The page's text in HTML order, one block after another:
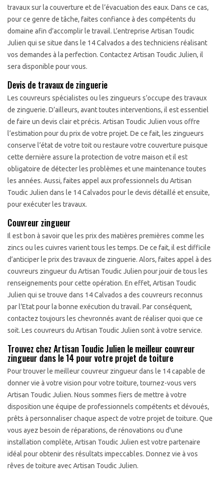
travaux sur la couverture et de l’évacuation des eaux. Dans ce cas,
pour ce genre de tâche, faites confiance à des compétents du
domaine afin d’accomplir le travail. L’entreprise Artisan Toudic
Julien qui se situe dans le 14 Calvados a des techniciens réalisant
vos demandes à la perfection. Contactez Artisan Toudic Julien, il
sera disponible pour vous.
Devis de travaux de zinguerie
Les couvreurs spécialistes ou les zingueurs s’occupe des travaux
de zinguerie. D’ailleurs, avant toutes interventions, il est essentiel
de faire un devis clair et précis. Artisan Toudic Julien vous offre
l’estimation pour du prix de votre projet. De ce fait, les zingueurs
conserve l’état de votre toit ou restaure votre couverture puisque
cette dernière assure la protection de votre maison et il est
obligatoire de détecter les problèmes et une maintenance toutes
les années. Aussi, faites appel aux professionnels du Artisan
Toudic Julien dans le 14 Calvados pour le devis détaillé et ensuite,
pour exécuter les travaux.
Couvreur zingueur
Il est bon à savoir que les prix des matières premières comme les
zincs ou les cuivres varient tous les temps. De ce fait, il est difficile
d’anticiper le prix des travaux de zinguerie. Alors, faites appel à des
couvreurs zingueur du Artisan Toudic Julien pour jouir de tous les
renseignements pour cette opération. En effet, Artisan Toudic
Julien qui se trouve dans 14 Calvados a des couvreurs reconnus
par l’Etat pour la bonne exécution du travail. Par conséquent,
contactez toujours les chevronnés avant de réaliser quoi que ce
soit. Les couvreurs du Artisan Toudic Julien sont à votre service.
Trouvez chez Artisan Toudic Julien le meilleur couvreur
zingueur dans le 14 pour votre projet de toiture
Pour trouver le meilleur couvreur zingueur dans le 14 capable de
donner vie à votre vision pour votre toiture, tournez-vous vers
Artisan Toudic Julien. Nous sommes fiers de mettre à votre
disposition une équipe de professionnels compétents et dévoués,
prêts à personnaliser chaque aspect de votre projet de toiture. Que
vous ayez besoin de réparations, de rénovations ou d'une
installation complète, Artisan Toudic Julien est votre partenaire
idéal pour obtenir des résultats impeccables. Donnez vie à vos
rêves de toiture avec Artisan Toudic Julien.